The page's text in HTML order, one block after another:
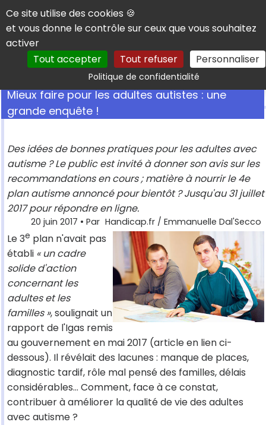
Panneau de gestion des cookies
Ce site utilise des cookies 🍪
et vous donne le contrôle sur ceux que vous souhaitez
activer
Tout accepter
Tout refuser Personnaliser
Politique de confidentialitéRechercher
Mieux faire pour les adultes autistes : une
grande enquête !
Des idées de bonnes pratiques pour les adultes avec
autisme ? Le public est invité à donner son avis sur les
recommandations en cours ; matière à nourrir le 4e
plan autisme annoncé pour bientôt ? Jusqu'au 31 juillet
2017 pour répondre en ligne.
20 juin 2017 • Par Handicap.fr / Emmanuelle Dal'Secco
Le 3e plan n'avait pas
établi « un cadre
solide d'action
concernant les
adultes et les
familles », soulignait un
rapport de l'Igas remis
au gouvernement en mai 2017 (article en lien ci-
dessous). Il révélait des lacunes : manque de places,
diagnostic tardif, rôle mal pensé des familles, délais
considérables... Comment, face à ce constat,
contribuer à améliorer la qualité de vie des adultes
avec autisme ?